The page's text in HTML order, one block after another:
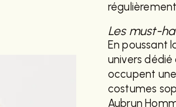
Les must-
En poussant
univers dédié
occupent
costumes
Aubrun